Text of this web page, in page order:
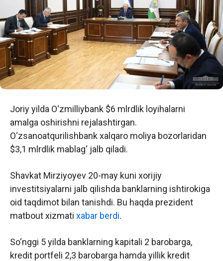
Joriy yilda O‘zmilliybank $6 mlrdlik loyihalarni
amalga oshirishni rejalashtirgan.
O‘zsanoatqurilishbank xalqaro moliya bozorlaridan
$3,1 mlrdlik mablag‘ jalb qiladi.
Shavkat Mirziyoyev 20-may kuni xorijiy
investitsiyalarni jalb qilishda banklarning ishtirokiga
oid taqdimot bilan tanishdi. Bu haqda prezident
matbout xizmati xabar berdi.
So‘nggi 5 yilda banklarning kapitali 2 barobarga,
kredit portfeli 2,3 barobarga hamda yillik kredit